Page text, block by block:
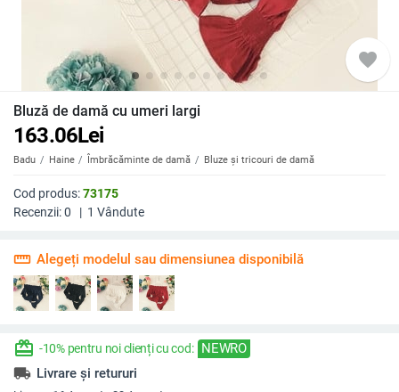
favorite
Bluză de damă cu umeri largi
163.06Lei
Badu Haine Îmbrăcăminte de damă Bluze și tricouri de damă
Cod produs:73175
Recenzii:0 | 1 Vândute
straighten Alegeți modelul sau dimensiunea disponibilă
redeem -10% pentru noi clienți cu cod: NEWRO
local_shipping Livrare și retururi